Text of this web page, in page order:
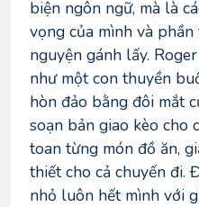
biện ngôn ngữ, mà là
vọng của mình và
nguyện gánh lấy.
như một con thuyền
hòn đảo bằng đôi mắt
soạn bản giao kèo cho
toan từng món đồ ăn,
thiết cho cả chuyến đi.
nhỏ luôn hết mình với